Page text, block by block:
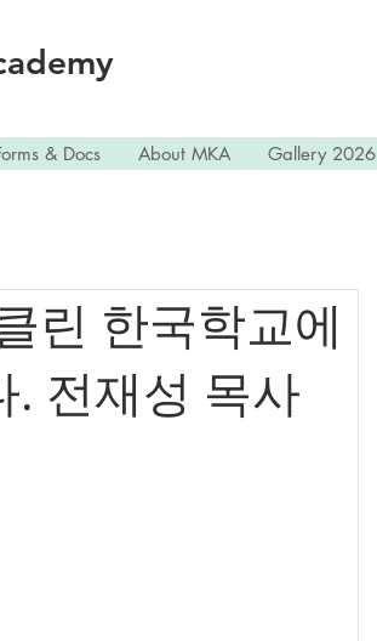
& Docs About MKA Gallery 2026
린 한국학교에
. 전재성 목사